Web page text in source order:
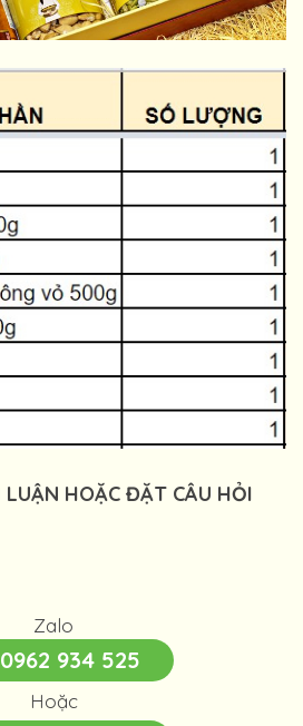
LUẬN HOẶC ĐẶT CÂU HỎI
Zalo
0962 934 525
Hoặc